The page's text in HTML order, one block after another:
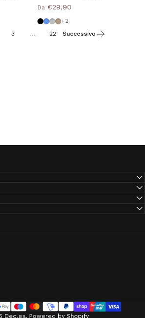
Da €29,90
Nero
Azzurro Polvere
Grigio Medio
Tortora
+2
3 … 22 Successivo
Declea. Powered by Shopify